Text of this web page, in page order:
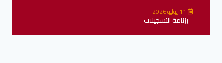
رزنامة التسجيلات